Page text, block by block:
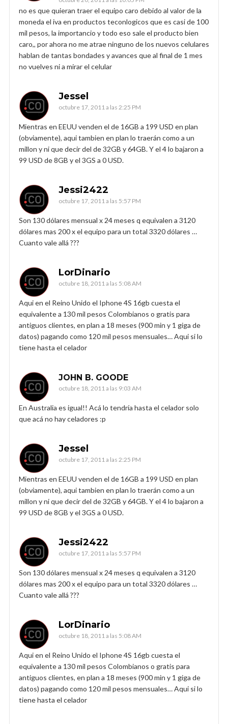
no es que quieran traer el equipo caro debido al valor de la
moneda el iva en productos teconlogicos que es casi de 100
mil pesos, la importancio y todo eso sale el producto bien
caro,, por ahora no me atrae ninguno de los nuevos celulares
hablan de tantas bondades y avances que al final de 1 mes
no vuelves ni a mirar el celular
Jessel
octubre 17, 2011 a las 2:25 PM
Mientras en EEUU venden el de 16GB a 199 USD en plan
(obviamente), aqui tambien en plan lo traerán como a un
millon y ni que decir del de 32GB y 64GB. Y el 4 lo bajaron a
99 USD de 8GB y el 3GS a 0 USD.
Jessi2422
octubre 17, 2011 a las 5:57 PM
Son 130 dólares mensual x 24 meses q equivalen a 3120
dólares mas 200 x el equipo para un total 3320 dólares …
Cuanto vale allá ???
LorDinario
octubre 18, 2011 a las 5:08 AM
Aqui en el Reino Unido el Iphone 4S 16gb cuesta el
equivalente a 130 mil pesos Colombianos o gratis para
antiguos clientes, en plan a 18 meses (900 min y 1 giga de
datos) pagando como 120 mil pesos mensuales… Aqui si lo
tiene hasta el celador
JOHN B. GOODE
octubre 18, 2011 a las 9:03 AM
En Australia es igual!! Acá lo tendría hasta el celador solo
que acá no hay celadores :p
Jessel
octubre 17, 2011 a las 2:25 PM
Mientras en EEUU venden el de 16GB a 199 USD en plan
(obviamente), aqui tambien en plan lo traerán como a un
millon y ni que decir del de 32GB y 64GB. Y el 4 lo bajaron a
99 USD de 8GB y el 3GS a 0 USD.
Jessi2422
octubre 17, 2011 a las 5:57 PM
Son 130 dólares mensual x 24 meses q equivalen a 3120
dólares mas 200 x el equipo para un total 3320 dólares …
Cuanto vale allá ???
LorDinario
octubre 18, 2011 a las 5:08 AM
Aqui en el Reino Unido el Iphone 4S 16gb cuesta el
equivalente a 130 mil pesos Colombianos o gratis para
antiguos clientes, en plan a 18 meses (900 min y 1 giga de
datos) pagando como 120 mil pesos mensuales… Aqui si lo
tiene hasta el celador